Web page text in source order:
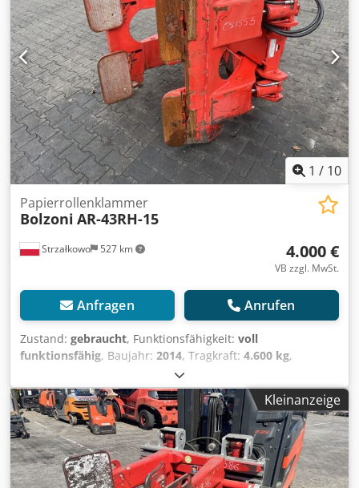
1 / 10
Strzałkowo 527 km
Papierrollenklammer
Bolzoni AR-43RH-15
4.000 €
VB zzgl. MwSt.
Anfragen Anrufen
Zustand: gebraucht, Funktionsfähigkeit: voll
funktionsfähig, Baujahr: 2014, Tragkraft: 4.600 kg,
Papierrollenklammer ISO Klasse: ISO Klasse 4 = 5.000 -
10.000 kg Zustand: Einsatzbereit und voll funktionsfähig
Csdpfx Aqjw Dwrrjtjrf Zustand Technisch: gut
Beschreibung: Year 2014 ISO 4A (61 cm) Capacity 4600 kg
Rotator 180° Opening range 250-1520 mm Width 930 mm
Contact pads 280x500 mm ID OS1553
Kleinanzeige